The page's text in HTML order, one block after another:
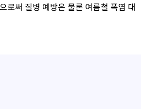
로써 질병 예방은 물론 여름철 폭염 대